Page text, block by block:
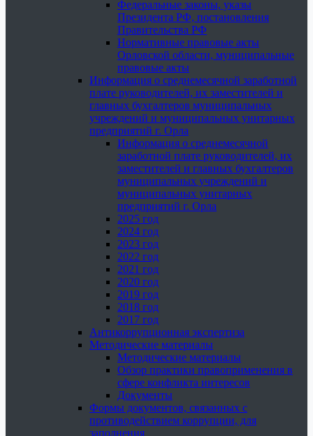
Федеральные законы, указы
Президента РФ, постановления
Правительства РФ
Нормативные правовые акты
Орловской области, муниципальные
правовые акты
Информация о среднемесячной заработной
плате руководителей, их заместителей и
главных бухгалтеров муниципальных
учреждений и муниципальных унитарных
предприятий г. Орла
Информация о среднемесячной
заработной плате руководителей, их
заместителей и главных бухгалтеров
муниципальных учреждений и
муниципальных унитарных
предприятий г. Орла
2025 год
2024 год
2023 год
2022 год
2021 год
2020 год
2019 год
2018 год
2017 год
Антикоррупционная экспертиза
Методические материалы
Методические материалы
Обзор практики правоприменения в
сфере конфликта интересов
Документы
Формы документов, связанных с
противодействием коррупции, для
заполнения